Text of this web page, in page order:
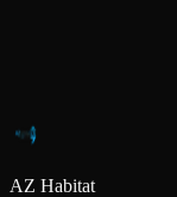
AZ Habitat